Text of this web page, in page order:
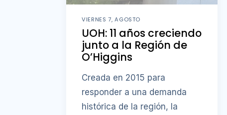
VIERNES 7, AGOSTO
UOH: 11 años creciendo
junto a la Región de
O’Higgins
Creada en 2015 para
responder a una demanda
histórica de la región, la